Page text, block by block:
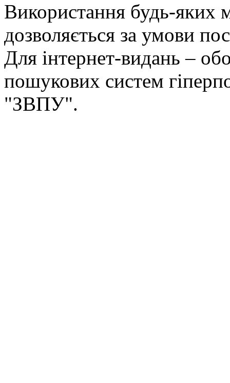
Використання будь-яких
дозволяється за умови
Для інтернет-видань –
пошукових систем
"ЗВПУ".